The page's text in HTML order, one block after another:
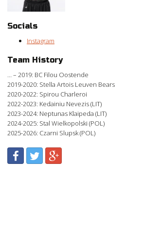
Socials
Instagram
Team History
… – 2019: BC Filou Oostende
2019-2020: Stella Artois Leuven Bears
2020-2022: Spirou Charleroi
2022-2023: Kedainiu Nevezis (LIT)
2023-2024: Neptunas Klaipeda (LIT)
2024-2025: Stal Wielkopolski (POL)
2025-2026: Czarni Slupsk (POL)